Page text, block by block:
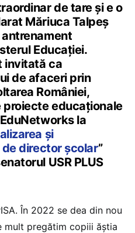
de tare și e o
Măriuca Talpeș
Educației.
invitată ca
de afaceri prin
României,
educaționale
la
și
director școlar”
USR PLUS
În 2022 se dea din nou
mult pregătim copiii ăștia